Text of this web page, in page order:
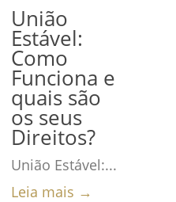
União
Estável:
Como
Funciona e
quais são
os seus
Direitos?
União Estável:...
Leia mais →